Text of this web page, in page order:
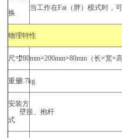
换
当工作在Fat （胖）模式时，
物理特性
尺寸280mm×200mm×80mm（长×宽×
重量3.7kg
安装方
式
壁挂、抱杆